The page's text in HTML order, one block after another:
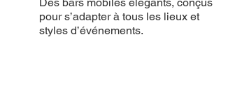
Des bars mobiles élégants, conçus
pour s’adapter à tous les lieux et
styles d’événements.